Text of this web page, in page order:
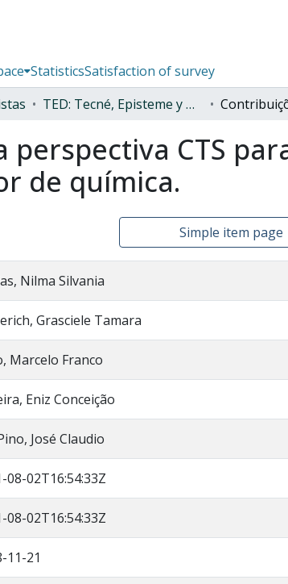
StatisticsSatisfaction of survey
TED: Tecné, Episteme y Didaxis
perspectiva CTS
de química.
Simple item page
Nilma Silvania
Grasciele Tamara
Marcelo Franco
Eniz Conceição
José Claudio
08-02T16:54:33Z
08-02T16:54:33Z
11-21